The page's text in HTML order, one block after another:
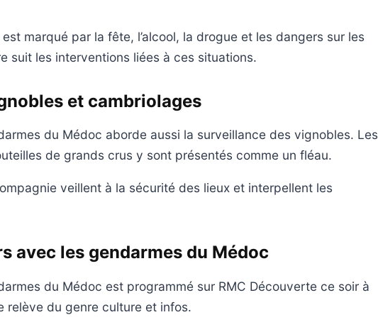
est marqué par la fête, l’alcool, la drogue et les dangers sur les
suit les interventions liées à ces situations.
et cambriolages
du Médoc aborde aussi la surveillance des vignobles. Les
de grands crus y sont présentés comme un fléau.
veillent à la sécurité des lieux et interpellent les
avec les gendarmes du Médoc
du Médoc est programmé sur RMC Découverte ce soir à
relève du genre culture et infos.